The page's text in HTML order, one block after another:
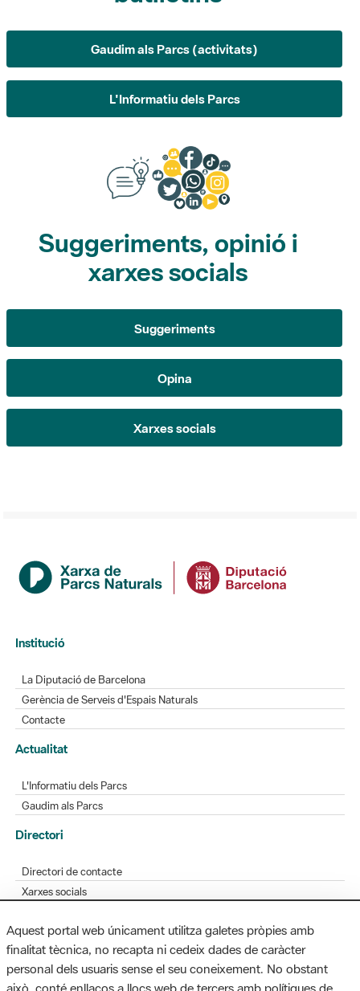
L'Informatiu dels Parcs
Suggeriments, opinió i
xarxes socials
Suggeriments
Opina
Xarxes socials
Institució
Gerència de Serveis d'Espais Naturals
Actualitat
L'Informatiu dels Parcs
Gaudim als Parcs
Directori de contacte
Xarxes socials
Bústia de suggeriments
Opineu sobre els parcs
MAPA WEB AVÍS LEGAL ACCESSIBILITAT
Aquest portal web únicament utilitza galetes pròpies amb
finalitat tècnica, no recapta ni cedeix dades de caràcter
personal dels usuaris sense el seu coneixement. No obstant
això, conté enllaços a llocs web de tercers amb polítiques de